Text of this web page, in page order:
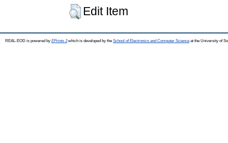
Edit Item
REAL-EOD is powered by EPrints 3which is developed by the School of Electronics and Computer Science at the University of